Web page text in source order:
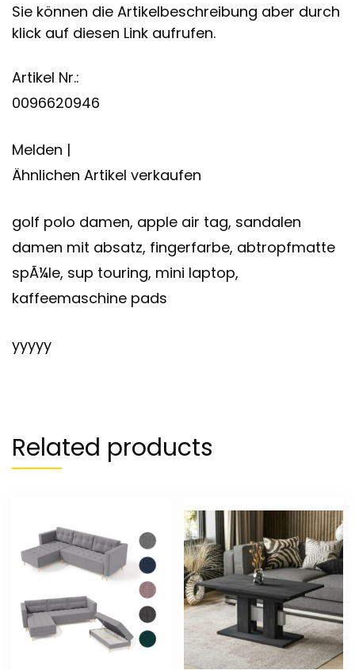
Sie können die Artikelbeschreibung aber durch
klick auf diesen Link aufrufen.
Artikel Nr.:
0096620946
Melden |
Ähnlichen Artikel verkaufen
golf polo damen, apple air tag, sandalen
damen mit absatz, fingerfarbe, abtropfmatte
spÃ¼le, sup touring, mini laptop,
kaffeemaschine pads
yyyyy
Related products